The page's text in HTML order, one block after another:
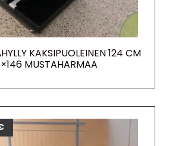
KAKSIPUOLEINEN 124 CM
×146 MUSTAHARMAA